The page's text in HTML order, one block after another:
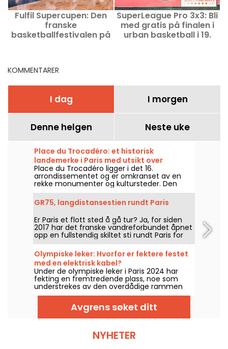
Fulfil Supercupen: Den
franske
basketballfestivalen på
SuperLeague Pro 3x3: Bli
med gratis på finalen i
urban basketball i 19.
KOMMENTARER
I dag I morgen
Denne helgen Neste uke
Place du Trocadéro: et historisk
landemerke i Paris med utsikt over
Eiffeltårnet
Place du Trocadéro ligger i det 16.
arrondissementet og er omkranset av en
rekke monumenter og kultursteder. Den
tiltrekker seg både turister og fastboende
parisere takket være den uslåelige utsikten
over Eiffeltårnet.
GR75, langdistansestien rundt Paris
Er Paris et flott sted å gå tur? Ja, for siden
2017 har det franske vandreforbundet åpnet
opp en fullstendig skiltet sti rundt Paris for
alle turentusiaster.
Olympiske leker: Hvorfor er fektere festet
med en elektrisk kabel?
Under de olympiske leker i Paris 2024 har
fekting en fremtredende plass, noe som
understrekes av den overdådige rammen
rundt Grand Palais. Og hvis du lurer på
hvorfor fekterne er festet med elektriske
kabler, er den gode nyheten at vi kan
forklare det for deg!
Avgrens søket ditt
NYHETER